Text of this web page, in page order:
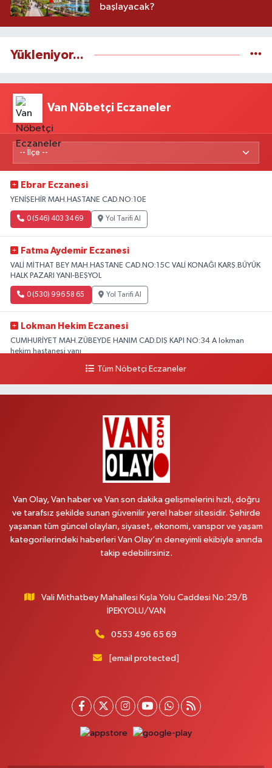
başlayacak?
Yükleniyor...
Van Nöbetçi Eczaneler
Ebrar Eczanesi
YENİŞEHİR MAH.HASTANE CAD.NO:10E
0 (546) 403 34 69 Yol Tarifi Al
Fatma Aydemir Eczanesi
VALİ MİTHAT BEY MAH.HASTANE CAD.NO:15C VALİ KONAĞI KARŞ.BÜYÜK
HALK PAZARI YANI-BEŞYOL
0 (530) 996 58 65 Yol Tarifi Al
Lokman Hekim Eczanesi
CUMHURİYET MAH.ZÜBEYDE HANIM CAD.DIŞ KAPI NO:34 A lokman
hekim hastanesi yanı
Yol Tarifi Al
Vanyolu Caddesi Yeni Diş Hastanesi Yanı NO:102F
Yol Tarifi Al
CUMHURİYET MAH.KONAK SK.NO:6
0 (530) 442 24 65 Yol Tarifi Al
Yiğit Eczanesi
SERHAT MAHALLESİ CUMHURİYET BULVARI VAN AVM YANI NO:137
ECIVILCOCUKMAGAZASIKARSISI
0 (542) 384 45 20 Yol Tarifi Al
Tüm Nöbetçi Eczaneler
Van Olay, Van haber ve Van son dakika gelişmelerini hızlı, doğru
ve tarafsız şekilde sunan güvenilir yerel haber sitesidir. Şehirde
yaşanan tüm güncel olayları, siyaset, ekonomi, vanspor ve yaşam
kategorilerindeki haberleri Van Olay’ın deneyimli ekibiyle anında
takip edebilirsiniz.
Vali Mithatbey Mahallesi Kışla Yolu Caddesi No:29/B
İPEKYOLU/VAN
0553 496 65 69
[email protected]